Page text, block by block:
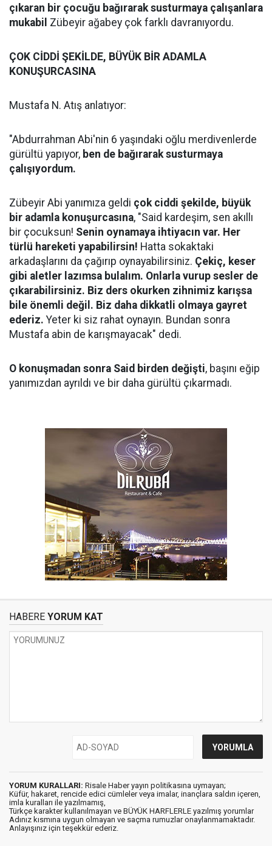
çıkaran bir çocuğu bağırarak susturmaya çalışanlara
mukabil Zübeyir ağabey çok farklı davranıyordu.
ÇOK CİDDİ ŞEKİLDE, BÜYÜK BİR ADAMLA
KONUŞURCASINA
Mustafa N. Atış anlatıyor:
"Abdurrahman Abi'nin 6 yaşındaki oğlu merdivenlerde
gürültü yapıyor, ben de bağırarak susturmaya
çalışıyordum.
Zübeyir Abi yanımıza geldi çok ciddi şekilde, büyük
bir adamla konuşurcasına, "Said kardeşim, sen akıllı
bir çocuksun! Senin oynamaya ihtiyacın var. Her
türlü hareketi yapabilirsin! Hatta sokaktaki
arkadaşlarını da çağırıp oynayabilirsiniz. Çekiç, keser
gibi aletler lazımsa bulalım. Onlarla vurup sesler de
çıkarabilirsiniz. Biz ders okurken zihnimiz karışsa
bile önemli değil. Biz daha dikkatli olmaya gayret
ederiz. Yeter ki siz rahat oynayın. Bundan sonra
Mustafa abin de karışmayacak" dedi.
O konuşmadan sonra Said birden değişti, başını eğip
yanımızdan ayrıldı ve bir daha gürültü çıkarmadı.
HABERE YORUM KAT
YORUM KURALLARI: Risale Haber yayın politikasına uymayan;
Küfür, hakaret, rencide edici cümleler veya imalar, inançlara saldırı içeren,
imla kuralları ile yazılmamış,
Türkçe karakter kullanılmayan ve BÜYÜK HARFLERLE yazılmış yorumlar
Adınız kısmına uygun olmayan ve saçma rumuzlar onaylanmamaktadır.
Anlayışınız için teşekkür ederiz.